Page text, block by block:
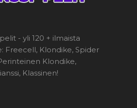
- yli 120 + ilmaista
Freecell, Klondike, Spider
Klondike,
Klassinen!